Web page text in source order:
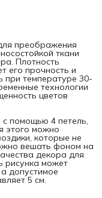
преображения
ткани
Плотность
его прочность и
при температуре 30-
технологии
цветов
с помощью 4 петель,
этого можно
которые не
вешать фоном на
декора для
рисунка может
допустимое
5 см.